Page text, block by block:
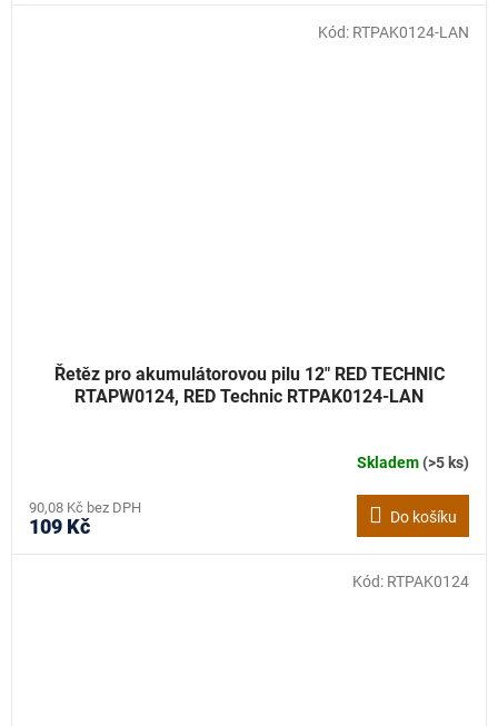
Řetěz pro akumulátorovou pilu 12" RED TECHNIC
RTAPW0124, RED Technic RTPAK0124-LAN
Skladem(>5 ks)
90,08 Kč bez DPH
109 Kč Do košíku
Kód: RTPAK0124-LAN
Kód: RTPAK0124